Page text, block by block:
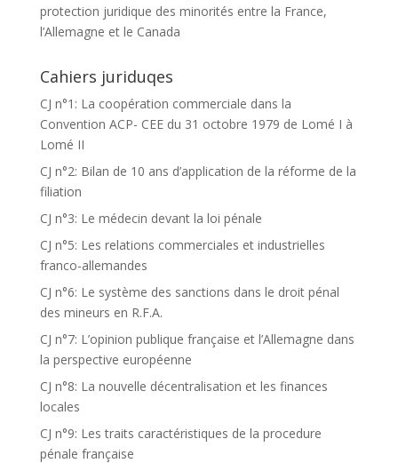
protection juridique des minorités entre la France,
l’Allemagne et le Canada
Cahiers juriduqes
CJ n°1: La coopération commerciale dans la
Convention ACP- CEE du 31 octobre 1979 de Lomé I à
Lomé II
CJ n°2: Bilan de 10 ans d’application de la réforme de la
filiation
CJ n°3: Le médecin devant la loi pénale
CJ n°5: Les relations commerciales et industrielles
franco-allemandes
CJ n°6: Le système des sanctions dans le droit pénal
des mineurs en R.F.A.
CJ n°7: L’opinion publique française et l’Allemagne dans
la perspective européenne
CJ n°8: La nouvelle décentralisation et les finances
locales
CJ n°9: Les traits caractéristiques de la procedure
pénale française